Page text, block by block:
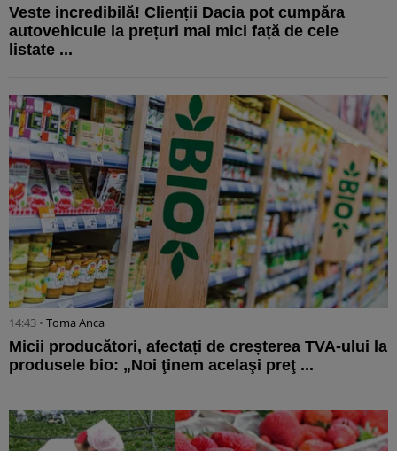
Veste incredibilă! Clienții Dacia pot cumpăra
autovehicule la prețuri mai mici față de cele
listate ...
14:43 • Toma Anca
Micii producători, afectați de creșterea TVA-ului la
produsele bio: „Noi ţinem acelaşi preţ ...